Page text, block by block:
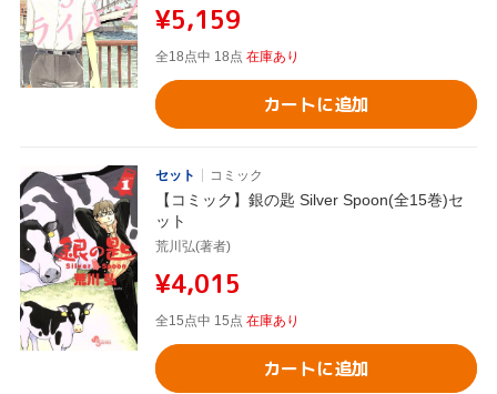
¥5,159
全18点中 18点 在庫あり
カートに追加
セット コミック
【コミック】銀の匙 Silver Spoon(全15巻)セ
ット
荒川弘(著者)
¥4,015
全15点中 15点 在庫あり
カートに追加